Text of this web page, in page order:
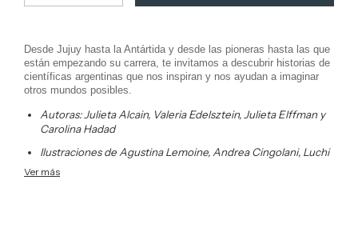
Desde Jujuy hasta la Antártida y desde las pioneras hasta las que
están empezando su carrera, te invitamos a descubrir historias de
científicas argentinas que nos inspiran y nos ayudan a imaginar
otros mundos posibles.
Autoras:Julieta Alcain, Valeria Edelsztein, Julieta Elffman y
Carolina Hadad
Ilustraciones de Agustina Lemoine, Andrea Cingolani, Luchi
Fruli y Aymará Mont
Ver más